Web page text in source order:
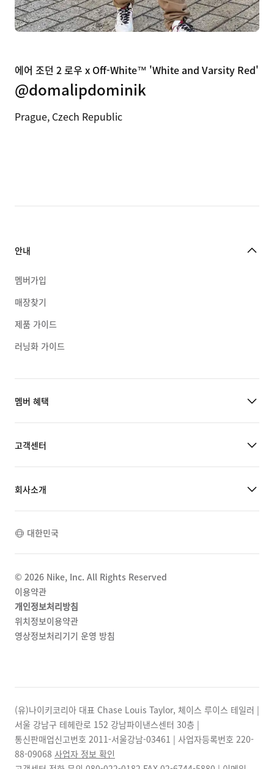
에어 조던 2 로우 x Off-White™ 'White and Varsity Red'
@domalipdominik
Prague, Czech Republic
안내
멤버가입
매장찾기
제품 가이드
러닝화 가이드
멤버 혜택
고객센터
회사소개
대한민국
© 2026 Nike, Inc. All Rights Reserved
이용약관
개인정보처리방침
위치정보이용약관
영상정보처리기기 운영 방침
(유)나이키코리아 대표 Chase Louis Taylor, 체이스 루이스 테일러 |
서울 강남구 테헤란로 152 강남파이낸스센터 30층 |
통신판매업신고번호 2011-서울강남-03461 | 사업자등록번호 220-
88-09068 사업자 정보 확인